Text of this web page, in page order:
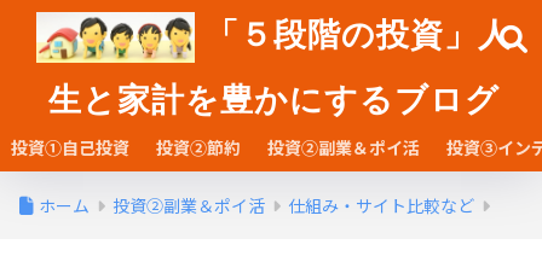
「５段階の投資」人
生と家計を豊かにするブログ
投資①自己投資 投資②節約 投資②副業＆ポイ活 投資③イン
ホーム 投資②副業＆ポイ活 仕組み・サイト比較など